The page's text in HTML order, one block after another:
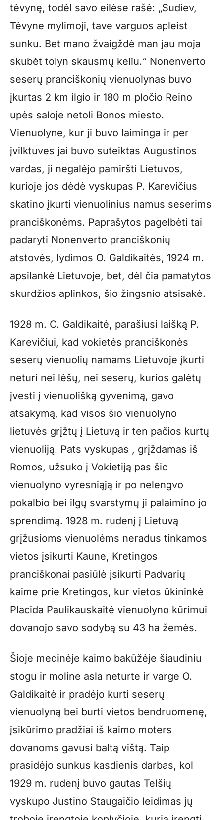
tėvynę, todėl savo eilėse rašė: „Sudiev,
Tėvyne mylimoji, tave varguos apleist
sunku. Bet mano žvaigždė man jau moja
skubėt tolyn skausmų keliu.“ Nonenverto
seserų pranciškonių vienuolynas buvo
įkurtas 2 km ilgio ir 180 m pločio Reino
upės saloje netoli Bonos miesto.
Vienuolyne, kur ji buvo laiminga ir per
įvilktuves jai buvo suteiktas Augustinos
vardas, ji negalėjo pamiršti Lietuvos,
kurioje jos dėdė vyskupas P. Karevičius
skatino įkurti vienuolinius namus seserims
pranciškonėms. Paprašytos pagelbėti tai
padaryti Nonenverto pranciškonių
atstovės, lydimos O. Galdikaitės, 1924 m.
apsilankė Lietuvoje, bet, dėl čia pamatytos
skurdžios aplinkos, šio žingsnio atsisakė.
1928 m. O. Galdikaitė, parašiusi laišką P.
Karevičiui, kad vokietės pranciškonės
seserų vienuolių namams Lietuvoje įkurti
neturi nei lėšų, nei seserų, kurios galėtų
įvesti į vienuolišką gyvenimą, gavo
atsakymą, kad visos šio vienuolyno
lietuvės grįžtų į Lietuvą ir ten pačios kurtų
vienuoliją. Pats vyskupas , grįždamas iš
Romos, užsuko į Vokietiją pas šio
vienuolyno vyresniąją ir po nelengvo
pokalbio bei ilgų svarstymų ji palaimino jo
sprendimą. 1928 m. rudenį į Lietuvą
grįžusioms vienuolėms neradus tinkamos
vietos įsikurti Kaune, Kretingos
pranciškonai pasiūlė įsikurti Padvarių
kaime prie Kretingos, kur vietos ūkininkė
Placida Paulikauskaitė vienuolyno kūrimui
dovanojo savo sodybą su 43 ha žemės.
Šioje medinėje kaimo bakūžėje šiaudiniu
stogu ir moline asla neturte ir varge O.
Galdikaitė ir pradėjo kurti seserų
vienuolyną bei burti vietos bendruomenę,
įsikūrimo pradžiai iš kaimo moters
dovanoms gavusi baltą vištą. Taip
prasidėjo sunkus kasdienis darbas, kol
1929 m. rudenį buvo gautas Telšių
vyskupo Justino Staugaičio leidimas jų